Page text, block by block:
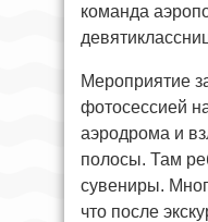
команда
Мероприятие
фотосессией
аэродрома и
полосы. Там
сувениры.
что после